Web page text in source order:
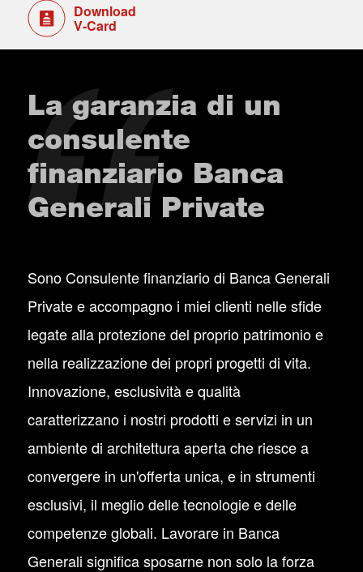
Download
V-Card
La garanzia di un
consulente
finanziario Banca
Generali Private
Sono Consulente finanziario di Banca Generali
Private e accompagno i miei clienti nelle sfide
legate alla protezione del proprio patrimonio e
nella realizzazione dei propri progetti di vita.
Innovazione, esclusività e qualità
caratterizzano i nostri prodotti e servizi in un
ambiente di architettura aperta che riesce a
convergere in un'offerta unica, e in strumenti
esclusivi, il meglio delle tecnologie e delle
competenze globali. Lavorare in Banca
Generali significa sposarne non solo la forza